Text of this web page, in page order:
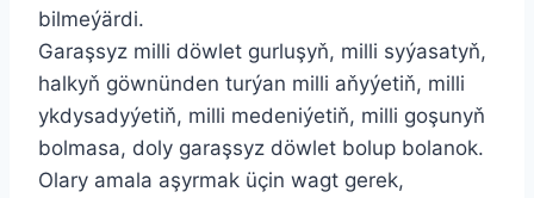
bilmeýärdi.
Garaşsyz milli döwlet gurluşyň, milli syýasatyň,
halkyň göwnünden turýan milli aňyýetiň, milli
ykdysadyýetiň, milli medeniýetiň, milli goşunyň
bolmasa, doly garaşsyz döwlet bolup bolanok.
Olary amala aşyrmak üçin wagt gerek,